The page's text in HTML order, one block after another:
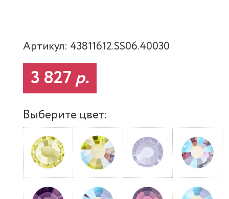
Артикул: 43811612.SS06.40030
3 827р.
Выберите цвет: